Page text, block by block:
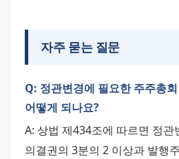
자주 묻는 질문
Q: 정관변경에 필요한 주주총
어떻게 되나요?
A: 상법 제434조에 따르면 정관
의결권의 3분의 2 이상과 발행